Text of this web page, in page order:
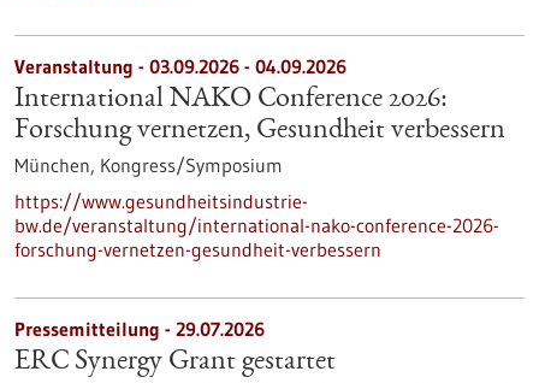
Veranstaltung - 03.09.2026 - 04.09.2026
International NAKO Conference 2026:
Forschung vernetzen, Gesundheit verbessern
München, Kongress/Symposium
https://www.gesundheitsindustrie-
bw.de/veranstaltung/international-nako-conference-2026-
forschung-vernetzen-gesundheit-verbessern
Pressemitteilung - 29.07.2026
ERC Synergy Grant gestartet